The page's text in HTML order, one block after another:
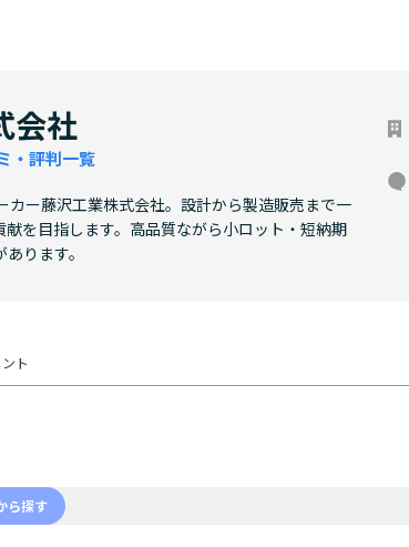
会社
・評判一覧
ー藤沢工業株式会社。設計から製造販売まで一
を目指します。高品質ながら小ロット・短納期
ります。
ト
ら探す